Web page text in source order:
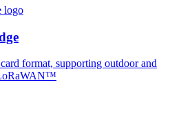
format, supporting outdoor and